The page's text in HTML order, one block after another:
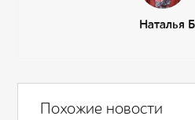
Наталья
Похожие новости